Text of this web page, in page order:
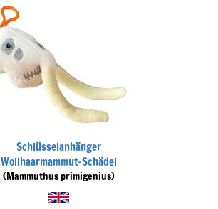
Schlüsselanhänger
Wollhaarmammut-Schädel
(Mammuthus primigenius)